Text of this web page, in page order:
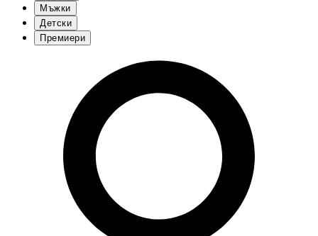
Мъжки
Детски
Премиери